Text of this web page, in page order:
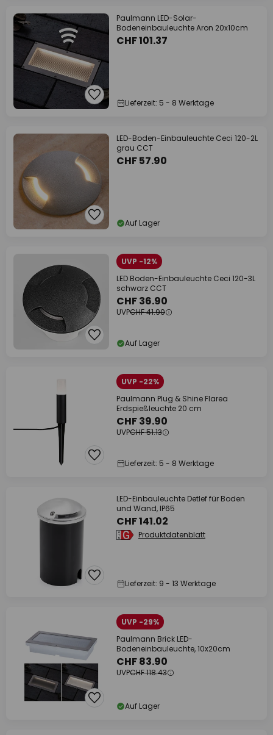
Paulmann LED-Solar-
Bodeneinbauleuchte Aron 20x10cm
CHF 101.37
Lieferzeit: 5 - 8 Werktage
LED-Boden-Einbauleuchte Ceci 120-2L
grau CCT
CHF 57.90
Auf Lager
UVP -12%
LED Boden-Einbauleuchte Ceci 120-3L
schwarz CCT
CHF 36.90
UVPCHF 41.90
Auf Lager
UVP -22%
Paulmann Plug & Shine Flarea
Erdspießleuchte 20 cm
CHF 39.90
UVPCHF 51.13
Lieferzeit: 5 - 8 Werktage
LED-Einbauleuchte Detlef für Boden
und Wand, IP65
CHF 141.02
Produktdatenblatt
Lieferzeit: 9 - 13 Werktage
UVP -29%
Paulmann Brick LED-
Bodeneinbauleuchte, 10x20cm
CHF 83.90
UVPCHF 118.43
Auf Lager